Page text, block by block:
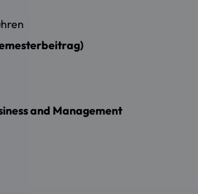
and Management